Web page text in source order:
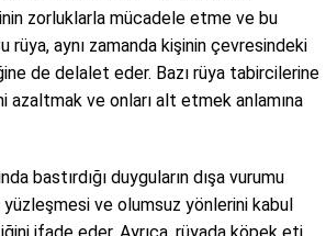
zorluklarla mücadele etme ve bu
rüya, aynı zamanda kişinin çevresindeki
de delalet eder. Bazı rüya tabircilerine
azaltmak ve onları alt etmek anlamına
bastırdığı duyguların dışa vurumu
ve olumsuz yönlerini kabul